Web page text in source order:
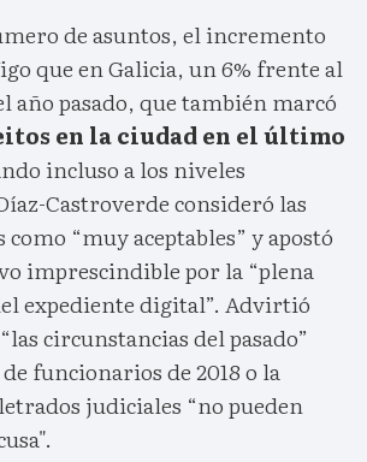
de asuntos, el incremento
que en Galicia, un 6% frente al
año pasado, que también marcó
en la ciudad en el último
incluso a los niveles
Castroverde consideró las
“muy aceptables” y apostó
imprescindible por la “plena
expediente digital”. Advirtió
circunstancias del pasado”
funcionarios de 2018 o la
judiciales “no pueden